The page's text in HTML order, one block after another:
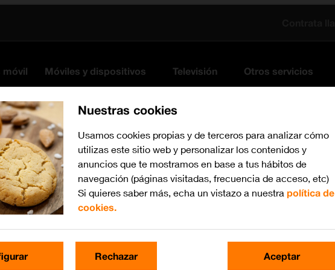
móvil Móviles y dispositivos Televisión Otros servicios
Nuestras cookies
Usamos cookies propias y de terceros para analizar cómo
utilizas este sitio web y personalizar los contenidos y
anuncios que te mostramos en base a tus hábitos de
navegación (páginas visitadas, frecuencia de acceso, etc)
Si quieres saber más, echa un vistazo a nuestra política de
cookies.
Rechazar Aceptar